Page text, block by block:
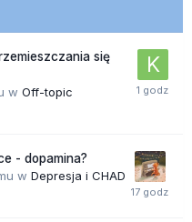
się
w Off-topic
- dopamina?
w Depresja i CHAD